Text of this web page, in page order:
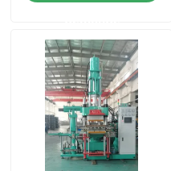
VR SHOW
machine de moulage